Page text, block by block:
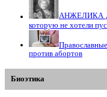
АНЖЕЛИКА
которую не хотели
против абортов
Биоэтика